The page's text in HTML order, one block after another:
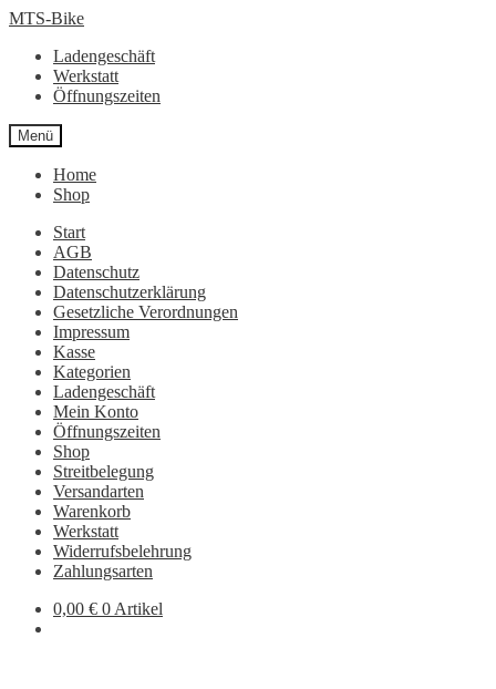
Zur
springen
Zum
springen
MTS-Bike
Ladengeschäft
Werkstatt
Öffnungszeiten
Menü
Home
Shop
Start
AGB
Datenschutz
Datenschutzerklärung
Gesetzliche Verordnungen
Impressum
Kasse
Kategorien
Ladengeschäft
Mein Konto
Öffnungszeiten
Shop
Streitbelegung
Versandarten
Warenkorb
Werkstatt
Widerrufsbelehrung
Zahlungsarten
0,00 € 0 Artikel